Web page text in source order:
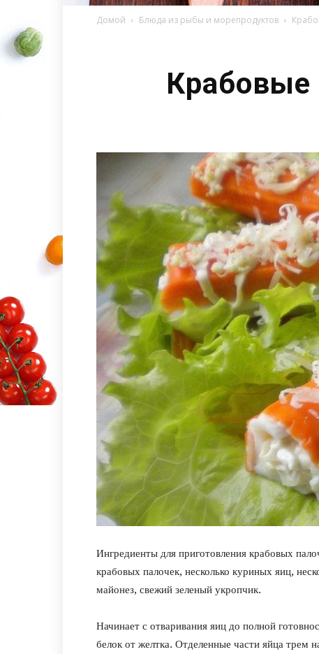
Домой Блюда из рыбы и морепродуктов
Крабовые
Ингредиенты для приготовления крабовых
крабовых палочек, несколько куриных яиц,
майонез, свежий зеленый укропчик.
Начинает с отваривания яиц до полной
белок от желтка. Отделенные части яйца трем